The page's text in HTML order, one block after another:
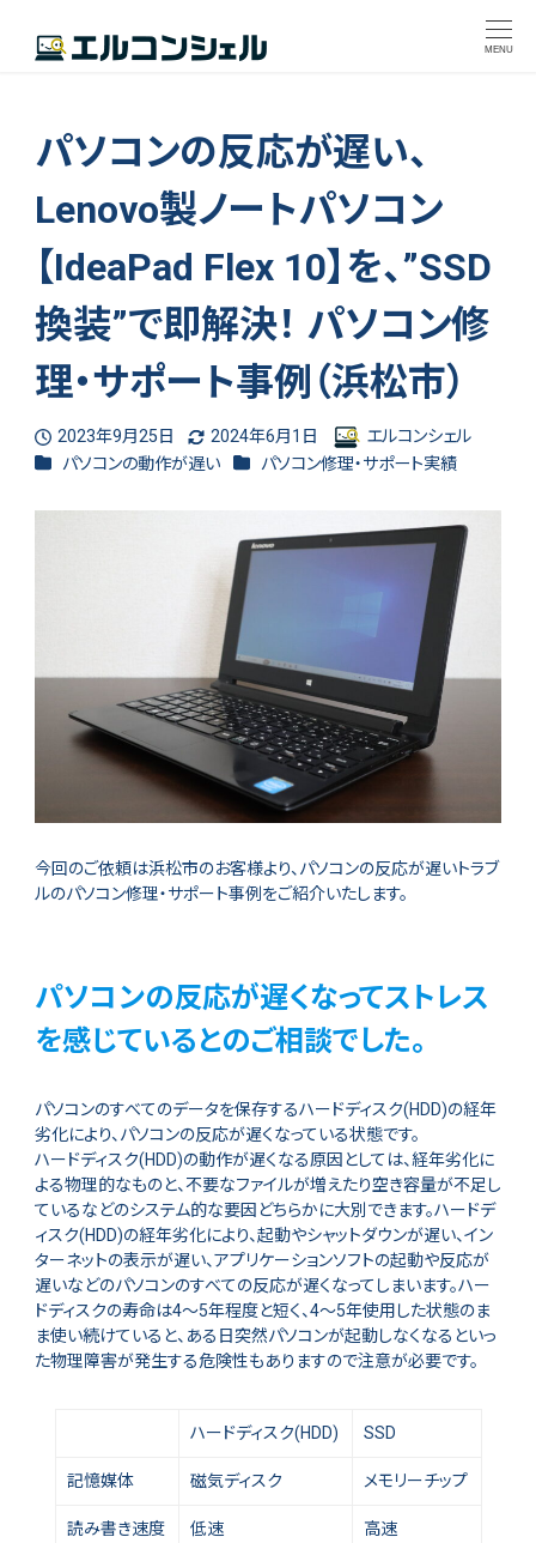
MENU
パソコンの反応が遅い、
Lenovo製ノートパソコン
【IdeaPad Flex 10】を、”SSD
換装”で即解決！ パソコン修
理・サポート事例（浜松市）
投稿日
2023年9月25日
更新日
2024年6月1日
著
者
エルコンシェル
カテゴリー
パソコンの動作が遅い カテゴリー
パソコン修理・サポート実績
今回のご依頼は浜松市のお客様より、パソコンの反応が遅いトラブ
ルのパソコン修理・サポート事例をご紹介いたします。
パソコンの反応が遅くなってストレス
を感じているとのご相談でした。
パソコンのすべてのデータを保存するハードディスク(HDD)の経年
劣化により、パソコンの反応が遅くなっている状態です。
ハードディスク(HDD)の動作が遅くなる原因としては、経年劣化に
よる物理的なものと、不要なファイルが増えたり空き容量が不足し
ているなどのシステム的な要因どちらかに大別できます。ハードデ
ィスク(HDD)の経年劣化により、起動やシャットダウンが遅い、イン
ターネットの表示が遅い、アプリケーションソフトの起動や反応が
遅いなどのパソコンのすべての反応が遅くなってしまいます。ハー
ドディスクの寿命は4～5年程度と短く、4～5年使用した状態のま
ま使い続けていると、ある日突然パソコンが起動しなくなるといっ
た物理障害が発生する危険性もありますので注意が必要です。
ハードディスク(HDD) SSD
記憶媒体 磁気ディスク メモリーチップ
読み書き速度 低速 高速